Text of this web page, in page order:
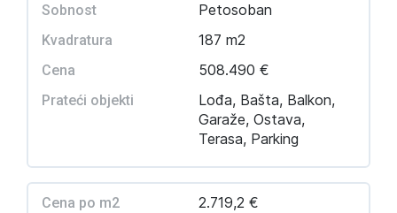
Sobnost Petosoban
Kvadratura 187 m2
Cena 508.490 €
Prateći objekti
Lođa, Bašta, Balkon,
Garaže, Ostava,
Terasa, Parking
Cena po m2 2.719,2 €